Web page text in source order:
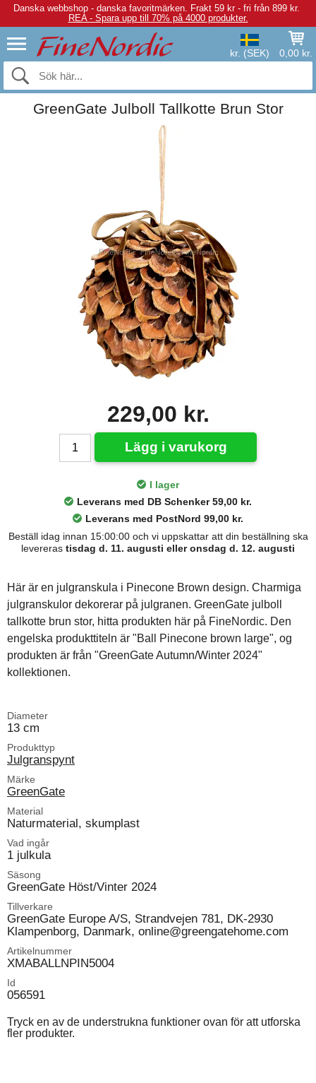
Danska webbshop - danska favoritmärken. Frakt 59 kr - fri från 899 kr.
REA - Spara upp till 70% på 4000 produkter.
kr. (SEK) 0,00 kr.
GreenGate Julboll Tallkotte Brun Stor
229,00 kr.
Lägg i varukorg
I lager
Leverans med DB Schenker 59,00 kr.
Leverans med PostNord 99,00 kr.
Beställ idag innan 15:00:00 och vi uppskattar att din beställning ska
levereras tisdag d. 11. augusti eller onsdag d. 12. augusti
Här är en julgranskula i Pinecone Brown design. Charmiga
julgranskulor dekorerar på julgranen. GreenGate julboll
tallkotte brun stor, hitta produkten här på FineNordic. Den
engelska produkttiteln är "Ball Pinecone brown large", og
produkten är från "GreenGate Autumn/Winter 2024"
kollektionen.
Diameter
13 cm
Produkttyp
Julgranspynt
Märke
GreenGate
Material
Naturmaterial, skumplast
Vad ingår
1 julkula
Säsong
GreenGate Höst/Vinter 2024
Tillverkare
GreenGate Europe A/S, Strandvejen 781, DK-2930
Klampenborg, Danmark, online@greengatehome.com
Artikelnummer
XMABALLNPIN5004
Id
056591
Tryck en av de understrukna funktioner ovan för att utforska
fler produkter.